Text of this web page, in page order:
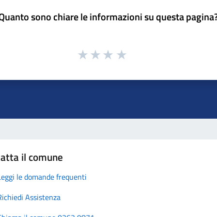
sono chiare le informazioni su questa
il comune
le domande frequenti
Assistenza